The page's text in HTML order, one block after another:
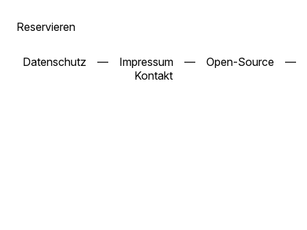
Reservieren
Datenschutz — Impressum — Open-Source
—
Kontakt